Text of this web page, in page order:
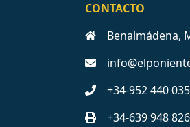
CONTACTO
Benalmádena,
+34-952 440 035
+34-639 948 826